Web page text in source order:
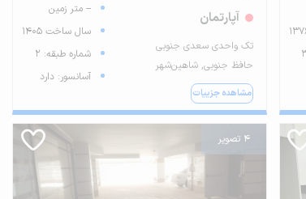
آپارتمان
تک واحدی سعدی جنوبی
حافظ جنوبی, شاهین‌شهر
مشاهده جزییات
-- متر زمین
سال ساخت 1405
شماره طبقه: 2
آسانسور: دارد
4 تصویر